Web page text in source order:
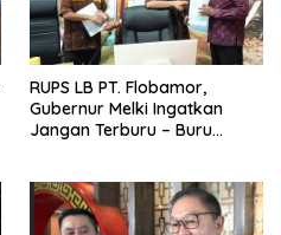
RUPS LB PT. Flobamor,
Gubernur Melki Ingatkan
Jangan Terburu – Buru